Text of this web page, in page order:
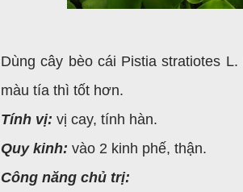
Dùng cây bèo cái Pistia stratiotes
màu tía thì tốt hơn.
Tính vị: vị cay, tính hàn.
Quy kinh: vào 2 kinh phế, thận.
Công năng chủ trị: